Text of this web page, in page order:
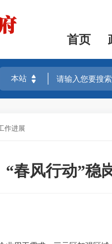
首页
作进展
“春风行动”稳